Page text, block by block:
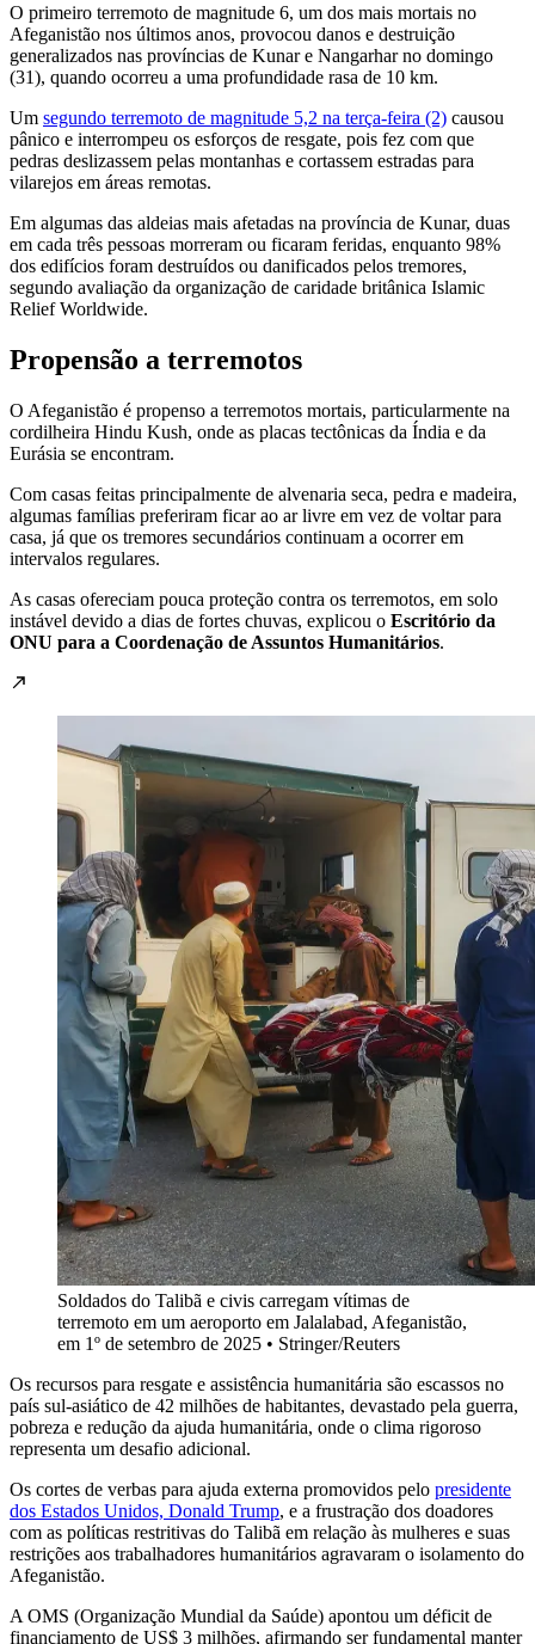
O primeiro terremoto de magnitude 6, um dos mais mortais no
Afeganistão nos últimos anos, provocou danos e destruição
generalizados nas províncias de Kunar e Nangarhar no domingo
(31), quando ocorreu a uma profundidade rasa de 10 km.
Um segundo terremoto de magnitude 5,2 na terça-feira (2) causou
pânico e interrompeu os esforços de resgate, pois fez com que
pedras deslizassem pelas montanhas e cortassem estradas para
vilarejos em áreas remotas.
Em algumas das aldeias mais afetadas na província de Kunar, duas
em cada três pessoas morreram ou ficaram feridas, enquanto 98%
dos edifícios foram destruídos ou danificados pelos tremores,
segundo avaliação da organização de caridade britânica Islamic
Relief Worldwide.
Propensão a terremotos
O Afeganistão é propenso a terremotos mortais, particularmente na
cordilheira Hindu Kush, onde as placas tectônicas da Índia e da
Eurásia se encontram.
Com casas feitas principalmente de alvenaria seca, pedra e madeira,
algumas famílias preferiram ficar ao ar livre em vez de voltar para
casa, já que os tremores secundários continuam a ocorrer em
intervalos regulares.
As casas ofereciam pouca proteção contra os terremotos, em solo
instável devido a dias de fortes chuvas, explicou o Escritório da
ONU para a Coordenação de Assuntos Humanitários.
Soldados do Talibã e civis carregam vítimas de
terremoto em um aeroporto em Jalalabad, Afeganistão,
em 1º de setembro de 2025 • Stringer/Reuters
Os recursos para resgate e assistência humanitária são escassos no
país sul-asiático de 42 milhões de habitantes, devastado pela guerra,
pobreza e redução da ajuda humanitária, onde o clima rigoroso
representa um desafio adicional.
Os cortes de verbas para ajuda externa promovidos pelo presidente
dos Estados Unidos, Donald Trump, e a frustração dos doadores
com as políticas restritivas do Talibã em relação às mulheres e suas
restrições aos trabalhadores humanitários agravaram o isolamento do
Afeganistão.
A OMS (Organização Mundial da Saúde) apontou um déficit de
financiamento de US$ 3 milhões, afirmando ser fundamental manter